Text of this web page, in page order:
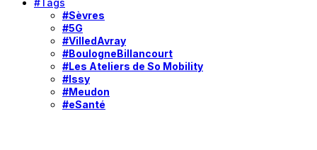
#Tags
#Sèvres
#5G
#VilledAvray
#BoulogneBillancourt
#Les Ateliers de So Mobility
#Issy
#Meudon
#eSanté